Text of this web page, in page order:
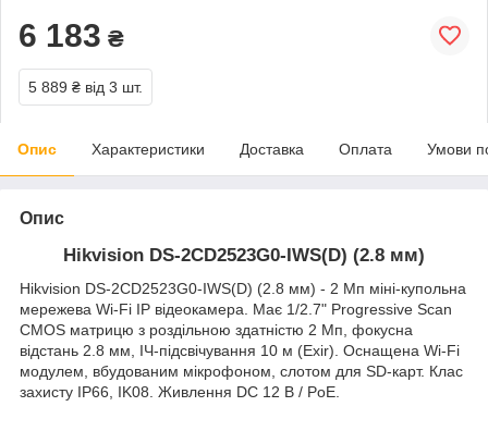
6 183 ₴
5 889 ₴ від 3 шт.
Опис Характеристики Доставка Оплата Умови
Опис
Hikvision DS-2CD2523G0-IWS(D) (2.8 мм)
Hikvision DS-2CD2523G0-IWS(D) (2.8 мм) - 2 Мп міні-купольна
мережева Wi-Fi IP відеокамера. Має 1/2.7" Progressive Scan
CMOS матрицю з роздільною здатністю 2 Мп, фокусна
відстань 2.8 мм, ІЧ-підсвічування 10 м (Exir). Оснащена Wi-Fi
модулем, вбудованим мікрофоном, слотом для SD-карт. Клас
захисту IP66, IK08. Живлення DC 12 В / PoE.